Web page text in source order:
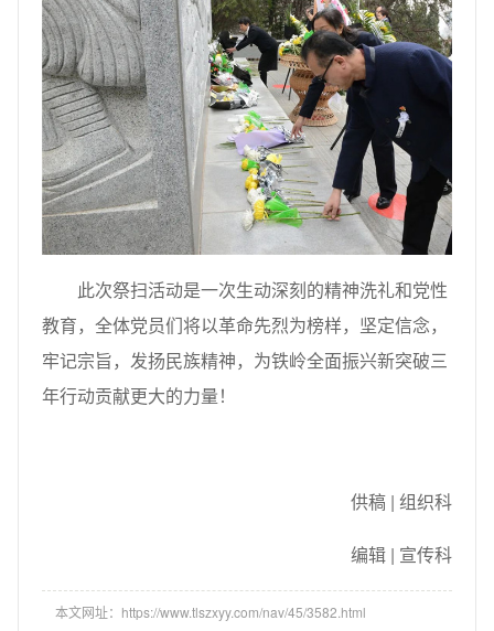
此次祭扫活动是一次生动深刻的精神洗礼和党性
教育，全体党员们将以革命先烈为榜样，坚定信念，
牢记宗旨，发扬民族精神，为铁岭全面振兴新突破三
年行动贡献更大的力量！
供稿 | 组织科
编辑 | 宣传科
本文网址：https://www.tlszxyy.com/nav/45/3582.html